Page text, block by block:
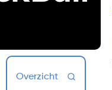
Overzicht